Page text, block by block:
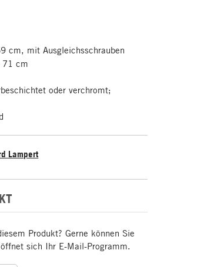
cm, mit Ausgleichsschrauben
71 cm
oder verchromt;
Lampert
Produkt? Gerne können Sie
sich Ihr E-Mail-Programm.